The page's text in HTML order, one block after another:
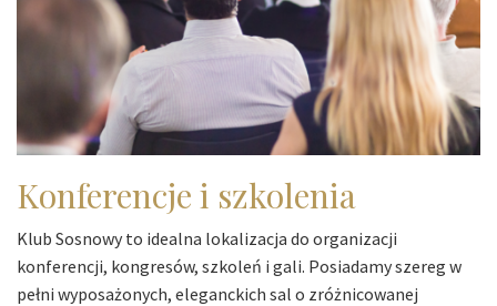
Konferencje i szkolenia
Klub Sosnowy to idealna lokalizacja do organizacji
konferencji, kongresów, szkoleń i gali. Posiadamy szereg w
pełni wyposażonych, eleganckich sal o zróżnicowanej